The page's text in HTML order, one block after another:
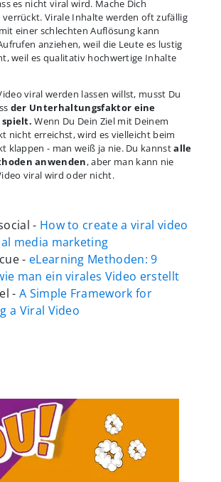
es nicht viral wird. Mache Dich
verrückt. Virale Inhalte werden oft zufällig
einer schlechten Auflösung kann
anziehen, weil die Leute es lustig
weil es qualitativ hochwertige Inhalte
viral werden lassen willst, musst Du
der Unterhaltungsfaktor eine
spielt.Wenn Du Dein Ziel mit Deinem
nicht erreichst, wird es vielleicht beim
klappen - man weiß ja nie. Du kannstalle
anwenden, aber man kann nie
viral wird oder nicht.
- How to create a viral video
media marketing
- eLearning Methoden: 9
man ein virales Video erstellt
- A Simple Framework for
a Viral Video